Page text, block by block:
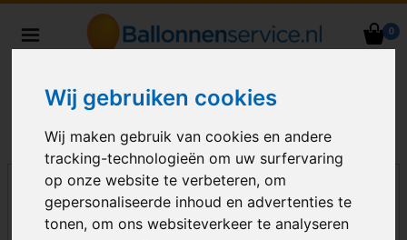
Wij gebruiken cookies
Wij maken gebruik van cookies en andere
tracking-technologieën om uw surfervaring
op onze website te verbeteren, om
gepersonaliseerde inhoud en advertenties te
tonen, om ons websiteverkeer te analyseren
0
Nederland